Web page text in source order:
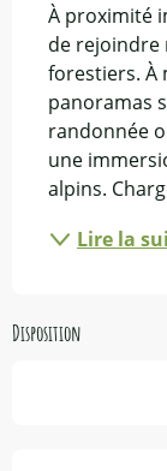
À proximité
de rejoindre
forestiers. À
panoramas
randonnée
une
alpins.
Lire la
Disposition